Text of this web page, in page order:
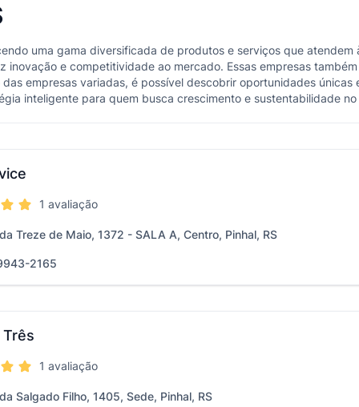
uma gama diversificada de produtos e serviços que
e competitividade ao mercado. Essas empresas
empresas variadas, é possível descobrir oportunidades
inteligente para quem busca crescimento e sustentabilidade
1 avaliação
Treze de Maio, 1372 - SALA A, Centro, Pinhal, RS
2165
1 avaliação
Salgado Filho, 1405, Sede, Pinhal, RS